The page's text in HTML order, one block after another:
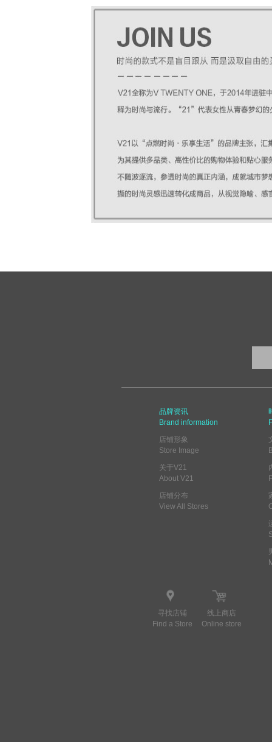
品牌资讯
Brand information
店铺形象
Store Image
关于V21
About V21
店铺分布
View All Stores
寻找店铺
Find a Store
线上商店
Online store